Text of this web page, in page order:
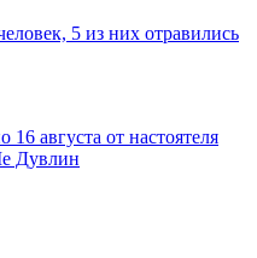
5 из них отравились
августа от настоятеля
Дувлин